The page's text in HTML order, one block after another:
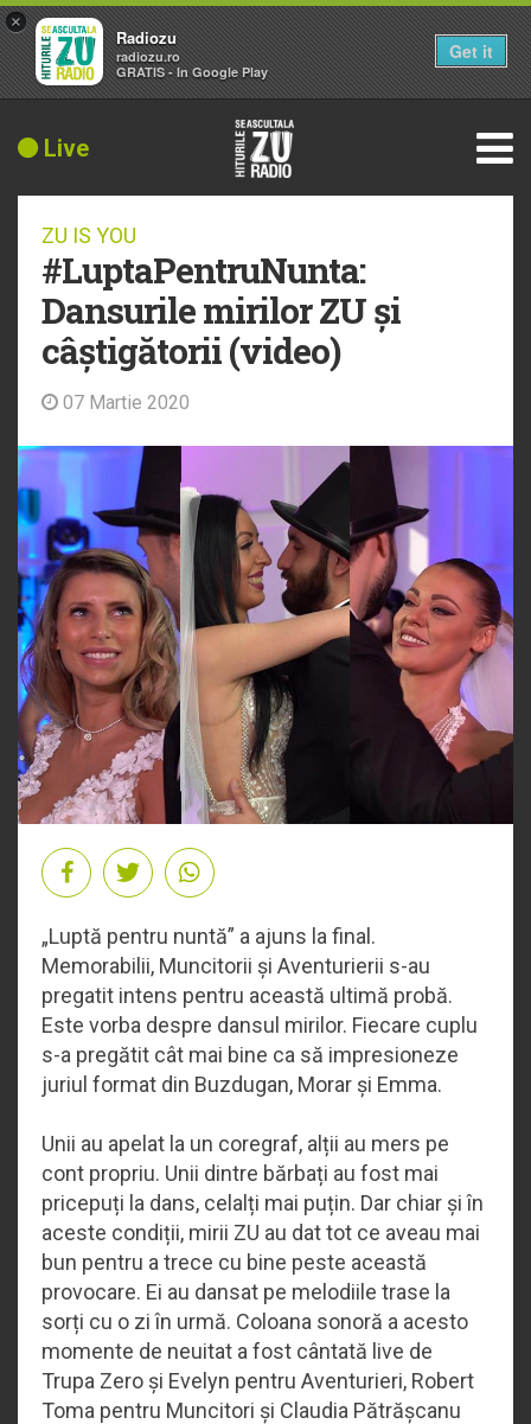
Live
ZU IS YOU
#LuptaPentruNunta:
Dansurile mirilor ZU și
câștigătorii (video)
07 Martie 2020
„Luptă pentru nuntă” a ajuns la final.
Memorabilii, Muncitorii și Aventurierii s-au
pregatit intens pentru această ultimă probă.
Este vorba despre dansul mirilor. Fiecare cuplu
s-a pregătit cât mai bine ca să impresioneze
juriul format din Buzdugan, Morar și Emma.
Unii au apelat la un coregraf, alții au mers pe
cont propriu. Unii dintre bărbați au fost mai
pricepuți la dans, celalți mai puțin. Dar chiar și în
aceste condiții, mirii ZU au dat tot ce aveau mai
bun pentru a trece cu bine peste această
provocare. Ei au dansat pe melodiile trase la
sorți cu o zi în urmă. Coloana sonoră a acesto
momente de neuitat a fost cântată live de
Trupa Zero și Evelyn pentru Aventurieri, Robert
Toma pentru Muncitori și Claudia Pătrășcanu
×
Radiozu
radiozu.ro
GRATIS - In Google Play
Get it